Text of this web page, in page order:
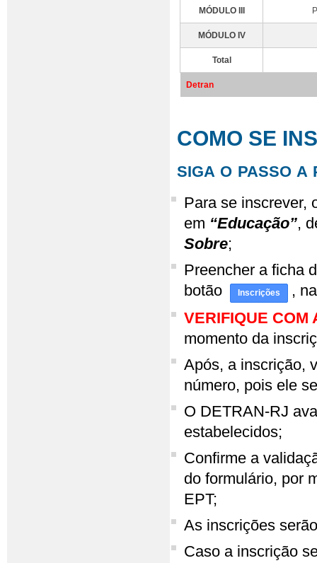
Detran
MÓDULO III
MÓDULO IV
Total
COMO SE
SIGA O PASSO A
Para se inscrever,
em “Educação”,
Sobre;
Preencher a ficha
botão
Inscrições
,
VERIFIQUE COM
momento da
Após, a inscrição,
número, pois ele
O DETRAN-RJ
estabelecidos;
Confirme a
do formulário, por
EPT;
As inscrições
Caso a inscrição